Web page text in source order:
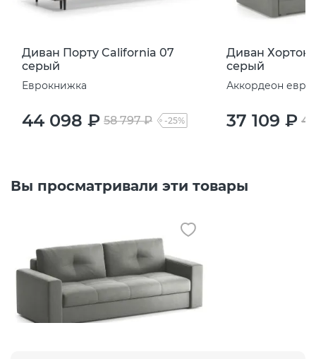
Диван Порту California 07
серый
Еврокнижка
44 098 ₽ 58 797 ₽ -25%
Диван Хортон
серый
Аккордеон евро
37 109 ₽
Вы просматривали эти товары